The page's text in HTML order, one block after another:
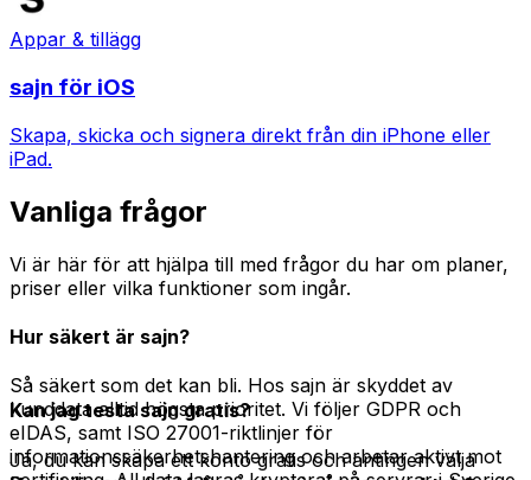
Appar & tillägg
sajn för iOS
Skapa, skicka och signera direkt från din iPhone eller
iPad.
Vanliga frågor
Vi är här för att hjälpa till med frågor du har om planer,
priser eller vilka funktioner som ingår.
Hur säkert är sajn?
Så säkert som det kan bli. Hos sajn är skyddet av
kunddata alltid högsta prioritet. Vi följer GDPR och
eIDAS, samt ISO 27001-riktlinjer för
informationssäkerhetshantering och arbetar aktivt mot
Kan jag testa sajn gratis?
Ja, du kan skapa ett konto gratis och antingen välja